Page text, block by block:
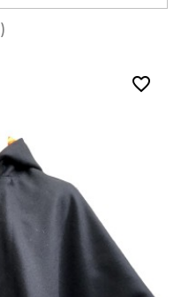
favorite_border